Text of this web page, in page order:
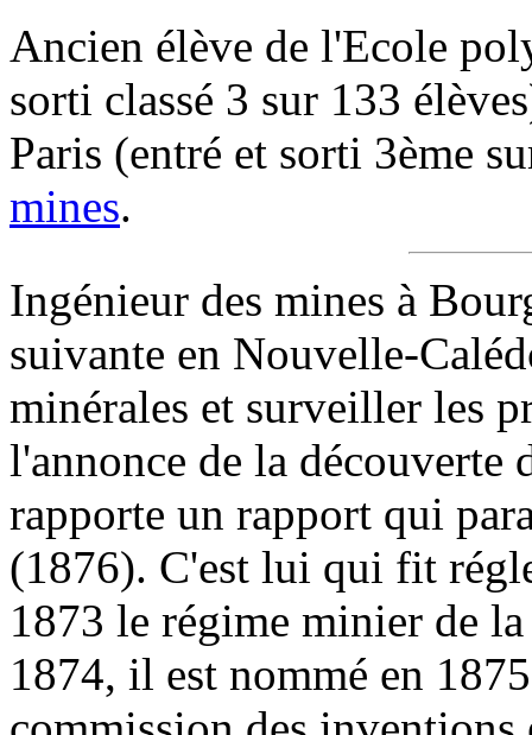
Ancien élève de l'Ecole
sorti classé 3 sur 133
Paris (entré et sorti 3ème
mines.
Ingénieur des mines à
suivante en Nouvelle-
minérales et surveiller les
l'annonce de la découverte
rapporte un rapport qui
(1876). C'est lui qui fit
1873 le régime minier de
1874, il est nommé en